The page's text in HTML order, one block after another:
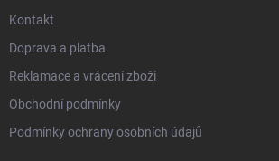
Kontakt
Doprava a platba
Reklamace a vrácení zboží
Obchodní podmínky
Podmínky ochrany osobních údajů